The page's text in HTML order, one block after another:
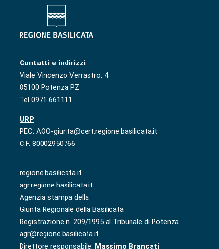
Contatti e indirizzi
Viale Vincenzo Verrastro, 4
85100 Potenza PZ
Tel 0971 661111
URP
PEC: AOO-giunta@cert.regione.basilicata.it
C.F. 80002950766
regione.basilicata.it
agr.regione.basilicata.it
Agenzia stampa della
Giunta Regionale della Basilicata
Registrazione n. 209/1995 al Tribunale di Potenza
agr@regione.basilicata.it
Direttore responsabile: Massimo Brancati